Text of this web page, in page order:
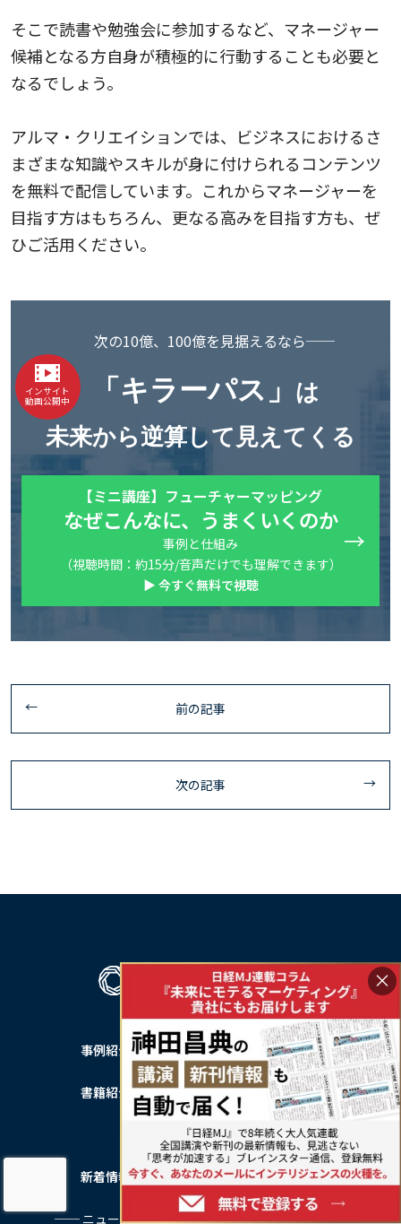
そこで読書や勉強会に参加するなど、マネージャー
候補となる方自身が積極的に行動することも必要と
なるでしょう。
アルマ・クリエイションでは、ビジネスにおけるさ
まざまな知識やスキルが身に付けられるコンテンツ
を無料で配信しています。これからマネージャーを
目指す方はもちろん、更なる高みを目指す方も、ぜ
ひご活用ください。
インサイト
動画公開中
次の10億、100億を見据えるなら──
「キラーパス」 は
未来から逆算して見えてくる
【ミニ講座】フューチャーマッピング
なぜこんなに、うまくいくのか
事例と仕組み
（視聴時間：約15分/音声だけでも理解できます）
▶ 今すぐ無料で視聴
前の記事
次の記事
×
事例紹介
書籍紹介
私たちについて
── 会社概要
── 会社沿革
新着情報
── ニュース一覧
サービス利用規約
プライバシーポリシー